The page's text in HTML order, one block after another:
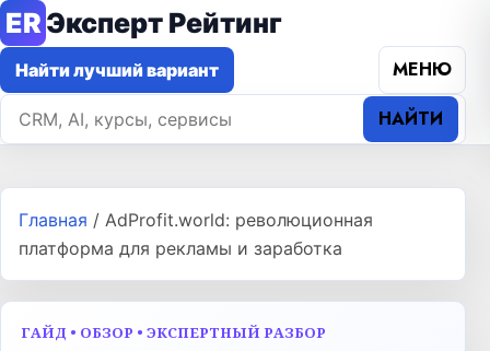
ERЭксперт Рейтинг
НАЙТИ
Найти лучший вариант МЕНЮ
Главная / AdProfit.world: революционная
платформа для рекламы и заработка
ГАЙД • ОБЗОР • ЭКСПЕРТНЫЙ РАЗБОР